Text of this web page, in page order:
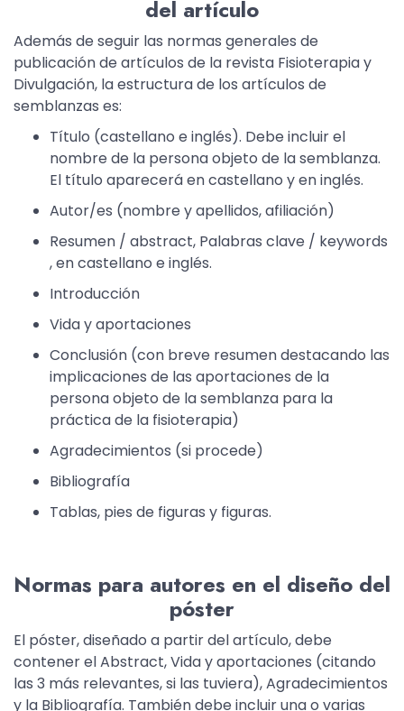
del artículo
Además de seguir las normas generales de
publicación de artículos de la revista Fisioterapia y
Divulgación, la estructura de los artículos de
semblanzas es:
Título (castellano e inglés). Debe incluir el
nombre de la persona objeto de la semblanza.
El título aparecerá en castellano y en inglés.
Autor/es (nombre y apellidos, afiliación)
Resumen / abstract, Palabras clave / keywords
, en castellano e inglés.
Introducción
Vida y aportaciones
Conclusión (con breve resumen destacando las
implicaciones de las aportaciones de la
persona objeto de la semblanza para la
práctica de la fisioterapia)
Agradecimientos (si procede)
Bibliografía
Tablas, pies de figuras y figuras.
Normas para autores en el diseño del
póster
El póster, diseñado a partir del artículo, debe
contener el Abstract, Vida y aportaciones (citando
las 3 más relevantes, si las tuviera), Agradecimientos
y la Bibliografía. También debe incluir una o varias